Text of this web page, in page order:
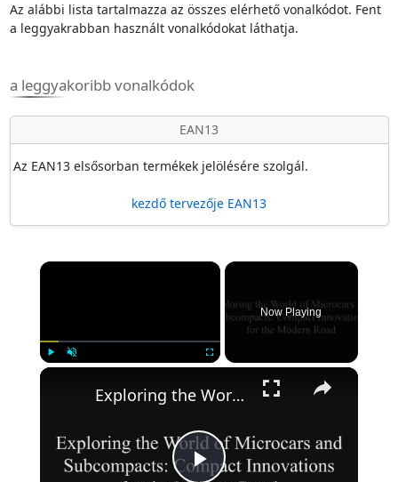
Az alábbi lista tartalmazza az összes elérhető vonalkódot. Fent
a leggyakrabban használt vonalkódokat láthatja.
a leggyakoribb vonalkódok
EAN13
Az EAN13 elsősorban termékek jelölésére szolgál.
kezdő tervezője EAN13
×
Now Playing
×
Exploring the World of Microcars & Subcompacts: Compact Innovations for the Modern Road